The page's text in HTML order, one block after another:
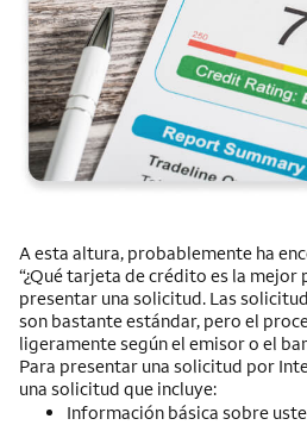
A esta altura, probablemente ha
“¿Qué tarjeta de crédito es la mejor
presentar una solicitud. Las
son bastante estándar, pero el
ligeramente según el emisor o el
Para presentar una solicitud por
una solicitud que incluye:
Información básica sobre